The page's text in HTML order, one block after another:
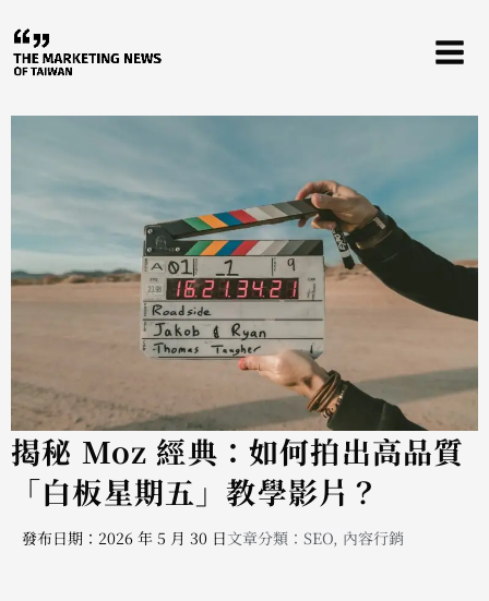
至
主
揭秘 Moz 經典：如何拍出高品質
「白板星期五」教學影片？
發布日期：2026 年 5 月 30 日文章分類： SEO, 內容行銷